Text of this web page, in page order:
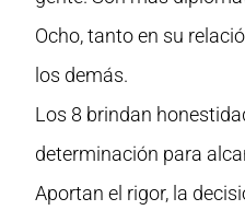
Ocho, tanto en su
los demás.
Los 8 brindan
determinación para
Aportan el rigor, la